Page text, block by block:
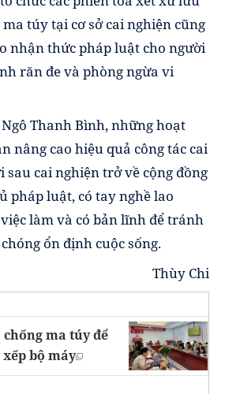
túy tại cơ sở cai nghiện cũng
nhận thức pháp luật cho người
răn đe và phòng ngừa vi
Thanh Bình, những hoạt
nâng cao hiệu quả công tác cai
sau cai nghiện trở về cộng đồng
pháp luật, có tay nghề lao
làm và có bản lĩnh để tránh
ổn định cuộc sống.
Thùy Chi
ma túy để
bộ máy